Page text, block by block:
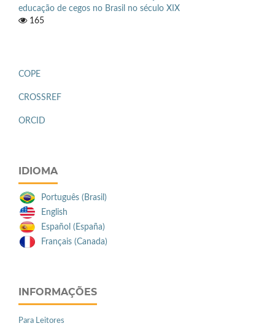
educação de cegos no Brasil no século XIX
165
COPE
CROSSREF
ORCID
IDIOMA
Português (Brasil)
English
Español (España)
Français (Canada)
INFORMAÇÕES
Para Leitores